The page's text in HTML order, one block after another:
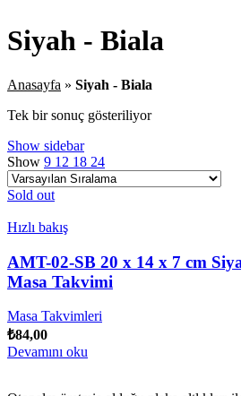
Siyah - Biala
Anasayfa » Siyah - Biala
Tek bir sonuç gösteriliyor
Show sidebar
Show 9 12 18 24
Sold out
Hızlı bakış
AMT-02-SB 20 x 14 x 7 cm
Masa Takvimi
Masa Takvimleri
₺84,00
Devamını oku